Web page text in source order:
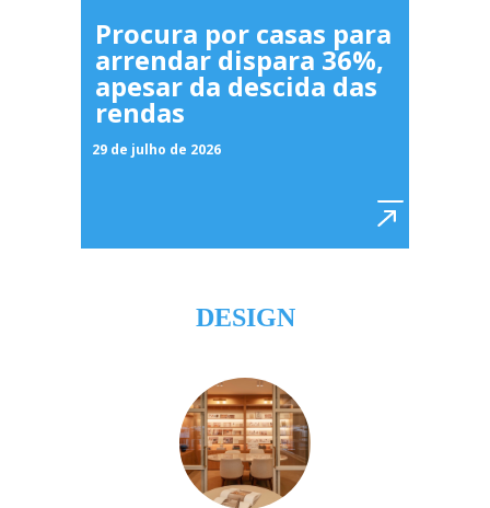
Procura por casas para
arrendar dispara 36%,
apesar da descida das
rendas
29 de julho de 2026
DESIGN